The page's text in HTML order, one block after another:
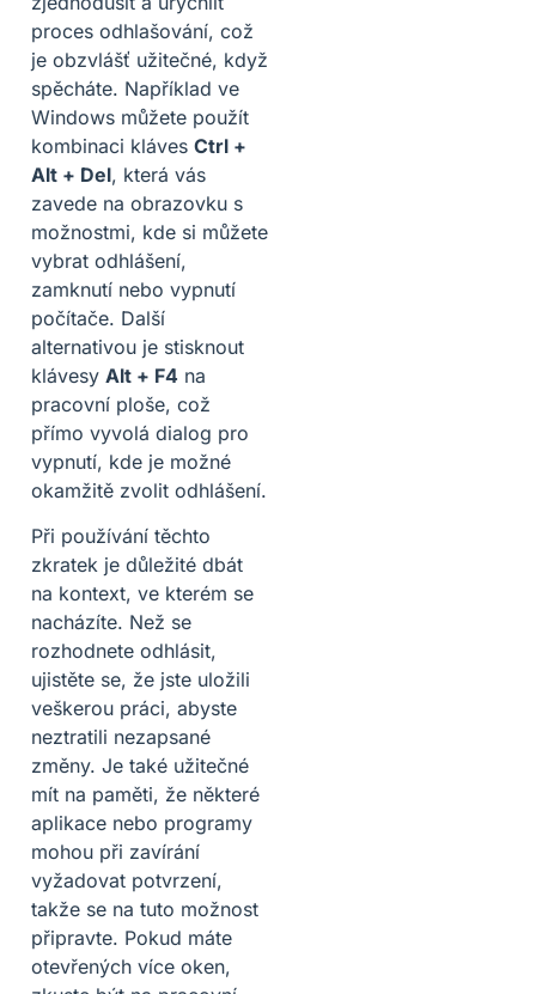
proces odhlašování, což
je obzvlášť užitečné, když
spěcháte. Například ve
Windows můžete použít
kombinaci kláves Ctrl +
Alt + Del, která vás
zavede na obrazovku s
možnostmi, kde si můžete
vybrat odhlášení,
zamknutí nebo vypnutí
počítače. Další
alternativou je stisknout
klávesy Alt + F4 na
pracovní ploše, což
přímo vyvolá dialog pro
vypnutí, kde je možné
okamžitě zvolit odhlášení.
Při používání těchto
zkratek je důležité dbát
na kontext, ve kterém se
nacházíte. Než se
rozhodnete odhlásit,
ujistěte se, že jste uložili
veškerou práci, abyste
neztratili nezapsané
změny. Je také užitečné
mít na paměti, že některé
aplikace nebo programy
mohou při zavírání
vyžadovat potvrzení,
takže se na tuto možnost
připravte. Pokud máte
otevřených více oken,